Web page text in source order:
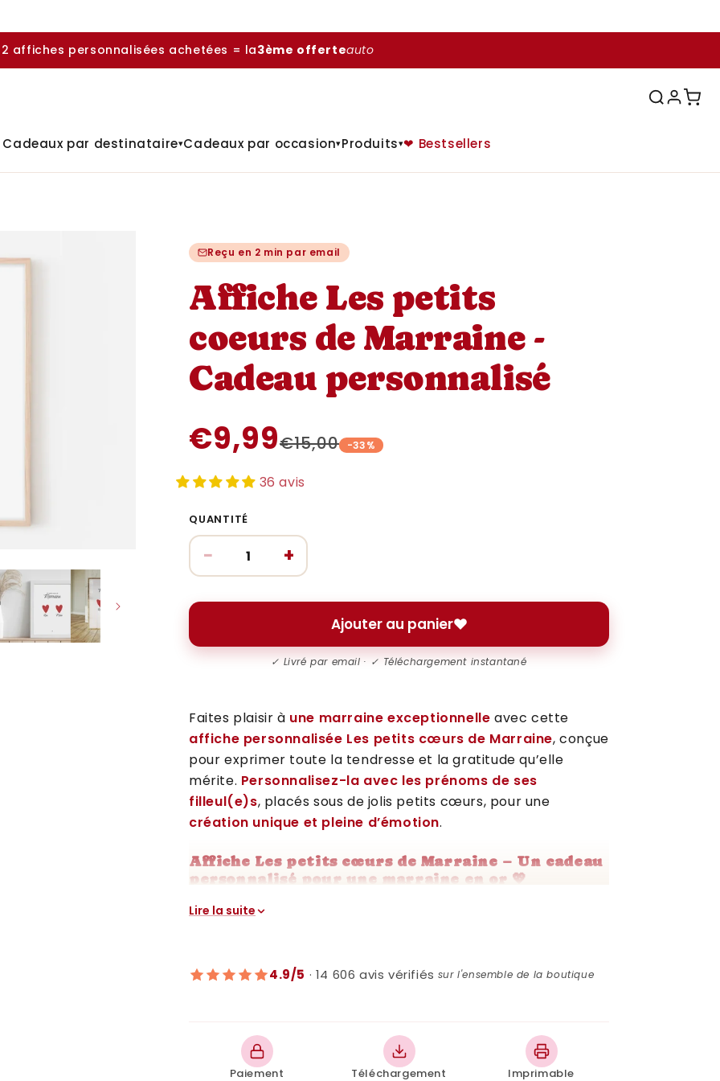
2 affiches personnalisées achetées = la3ème offerteauto
Cadeaux par destinataire▾Cadeaux par occasion▾Produits▾❤ Bestsellers
Reçu en 2 min par email
Affiche Les petits
coeurs de Marraine -
Cadeau personnalisé
€9,99€15,00 -33%
36 avis
QUANTITÉ
− +
Ajouter au panier
✓ Livré par email · ✓ Téléchargement instantané
Faites plaisir à une marraine exceptionnelle avec cette
affiche personnalisée Les petits cœurs de Marraine, conçue
pour exprimer toute la tendresse et la gratitude qu’elle
mérite. Personnalisez-la avec les prénoms de ses
filleul(e)s, placés sous de jolis petits cœurs, pour une
création unique et pleine d’émotion.
Affiche Les petits cœurs de Marraine – Un cadeau
personnalisé pour une marraine en or 💖
Idéale pour un anniversaire, un baptême, Noël ou
📩Produit numérique à imprimer – Téléchargement
Pourquoi choisir cette affiche "Les petits cœurs
de Marraine" ?
Lire la suite
4.9/5 · 14 606 avis vérifiés sur l'ensemble de la boutique
Paiement
Téléchargement
Imprimable